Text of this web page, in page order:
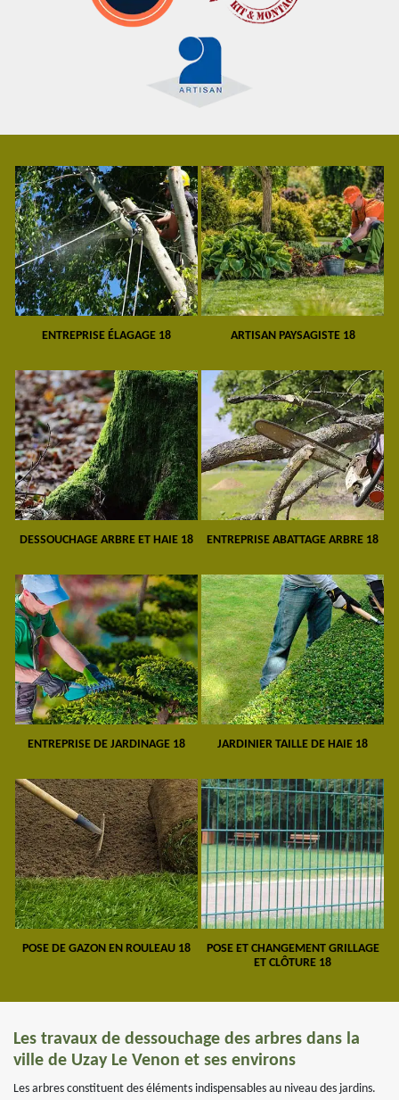
ENTREPRISE ÉLAGAGE 18 ARTISAN PAYSAGISTE 18
DESSOUCHAGE ARBRE ET HAIE 18 ENTREPRISE ABATTAGE ARBRE 18
ENTREPRISE DE JARDINAGE 18 JARDINIER TAILLE DE HAIE 18
POSE DE GAZON EN ROULEAU 18
POSE ET CHANGEMENT GRILLAGE
ET CLÔTURE 18
Les travaux de dessouchage des arbres dans la
ville de Uzay Le Venon et ses environs
Les arbres constituent des éléments indispensables au niveau des jardins.